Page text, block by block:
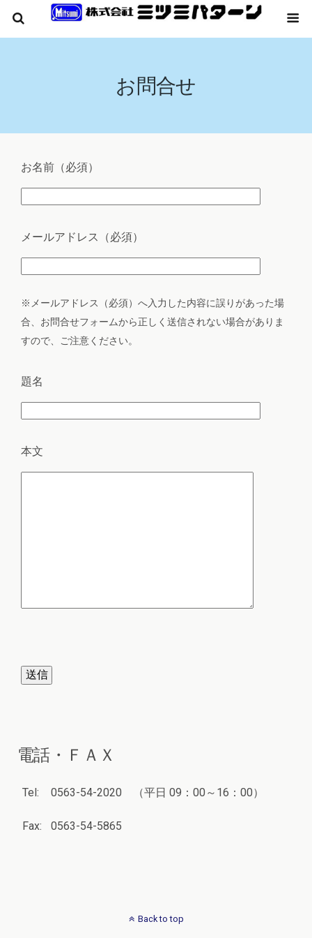
お問合せ
お名前 （必須）
メールアドレス （必須）
※メールアドレス（必須）へ入力した内容に誤りがあった場
合、お問合せフォームから正しく送信されない場合がありま
すので、ご注意ください。
題名
本文
電話・ＦＡＸ
Tel: 0563-54-2020 （平日 09：00～16：00）
Fax: 0563-54-5865
Back to top